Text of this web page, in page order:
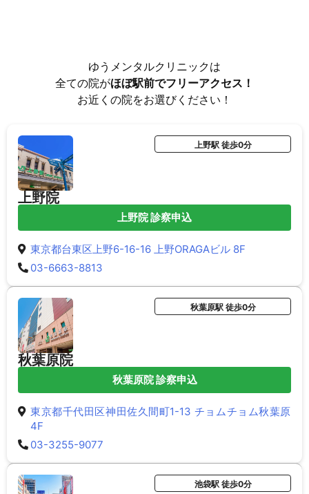
ゆうメンタルクリニックは
全ての院がほぼ駅前でフリーアクセス！
お近くの院をお選びください！
上野院
上野駅 徒歩0分
上野院 診察申込
東京都台東区上野6-16-16 上野ORAGAビル 8F
03-6663-8813
秋葉原院
秋葉原駅 徒歩0分
秋葉原院 診察申込
東京都千代田区神田佐久間町1-13 チョムチョム秋葉原
4F
03-3255-9077
池袋駅 徒歩0分